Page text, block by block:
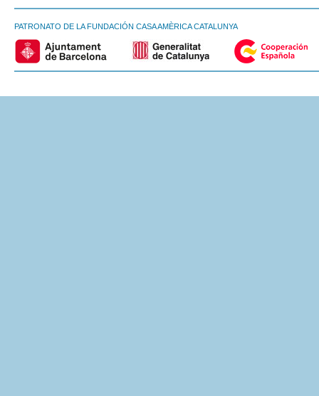
PATRONATO DE LA FUNDACIÓN CASA AMÈRICA CATALUNYA